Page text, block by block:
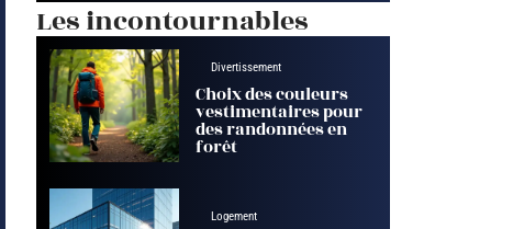
Les incontournables
Divertissement
Choix des couleurs
vestimentaires pour
des randonnées en
forêt
Logement